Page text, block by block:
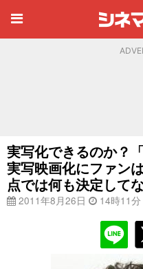
実写化できるのか？
実写映画化にファン
点では何も決定してな
2011年8月26日 14時11分